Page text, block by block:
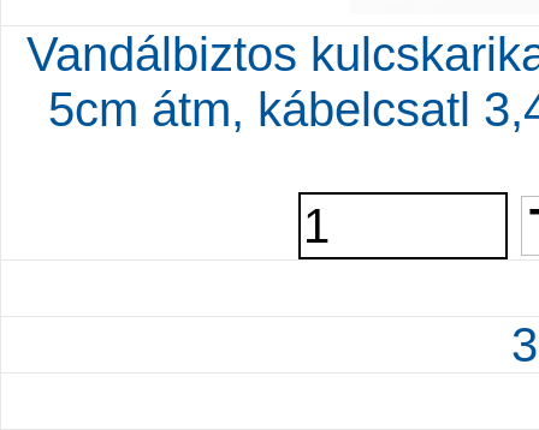
Vandálbiztos
5cm átm, kábelcsatl